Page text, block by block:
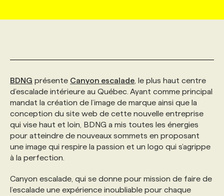
AFFAIRES DE L'INDUSTRIE
INITIATIVES NUMÉRIQUES
PRIX ET DISTINCTIONS
TENDANCES
WEB & MÉDIAS SOCIAUX
MARKETING DURABLE
GEO/SEO
ÉVÉNEMENTIEL
NOS AUTEUR‧RICES
INFOLETTRE PUBLICITÉ
ANNONCEZ AVEC NOUS
CONSULTER LA CVTHÈQUE
PROFIL ENTREPRISE
FAQ
ANNONCEZ AVEC NOUS
VOIR LES OFFRES
PROFIL CANDIDAT
FAQ
ANNONCEZ AVEC NOUS
NOS FORMATIONS EN LIGNE
NOS PARCOURS DE FORMATIONS
FORMATIONS PERSONNALISÉES
NOS FORMATEUR‧RICES
POURQUOI CHOISIR NOS FORMATIONS
CHASSE DE TÊTE
SERVICE DE CHASSE DE TÊTE
NOS TARIFS
NOS EXPERTISES
FAQ
BDNG présente Canyon escalade , le plus haut centre
d’escalade intérieure au Québec. Ayant comme principal
mandat la création de l’image de marque ainsi que la
conception du site web de cette nouvelle entreprise
qui vise haut et loin, BDNG a mis toutes les énergies
pour atteindre de nouveaux sommets en proposant
une image qui respire la passion et un logo qui s’agrippe
à la perfection.
Canyon escalade, qui se donne pour mission de faire de
l’escalade une expérience inoubliable pour chaque